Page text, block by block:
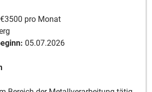
pro Monat
05.07.2026